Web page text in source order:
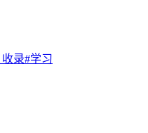
收录#学习